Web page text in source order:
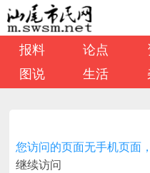
报料 论点
图说
生活
您访问的页面无手机页面
继续访问